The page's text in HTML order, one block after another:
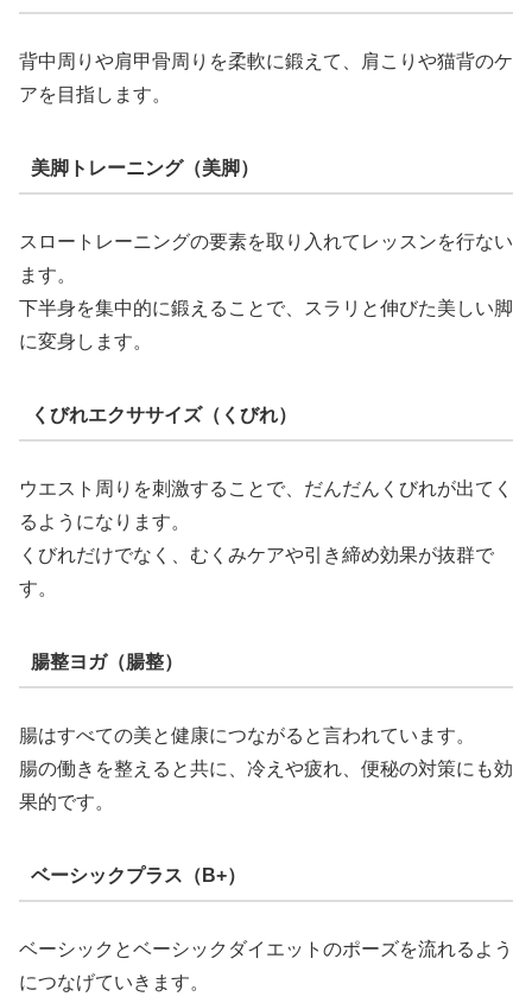
背中周りや肩甲骨周りを柔軟に鍛えて、肩こりや猫背のケ
アを目指します。
美脚トレーニング（美脚）
スロートレーニングの要素を取り入れてレッスンを行ない
ます。
下半身を集中的に鍛えることで、スラリと伸びた美しい脚
に変身します。
くびれエクササイズ（くびれ）
ウエスト周りを刺激することで、だんだんくびれが出てく
るようになります。
くびれだけでなく、むくみケアや引き締め効果が抜群で
す。
腸整ヨガ（腸整）
腸はすべての美と健康につながると言われています。
腸の働きを整えると共に、冷えや疲れ、便秘の対策にも効
果的です。
ベーシックプラス（B+）
ベーシックとベーシックダイエットのポーズを流れるよう
につなげていきます。